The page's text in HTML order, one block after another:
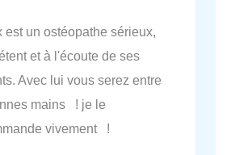
est un ostéopathe sérieux,
et à l'écoute de ses
Avec lui vous serez entre
mains ! je le
vivement !